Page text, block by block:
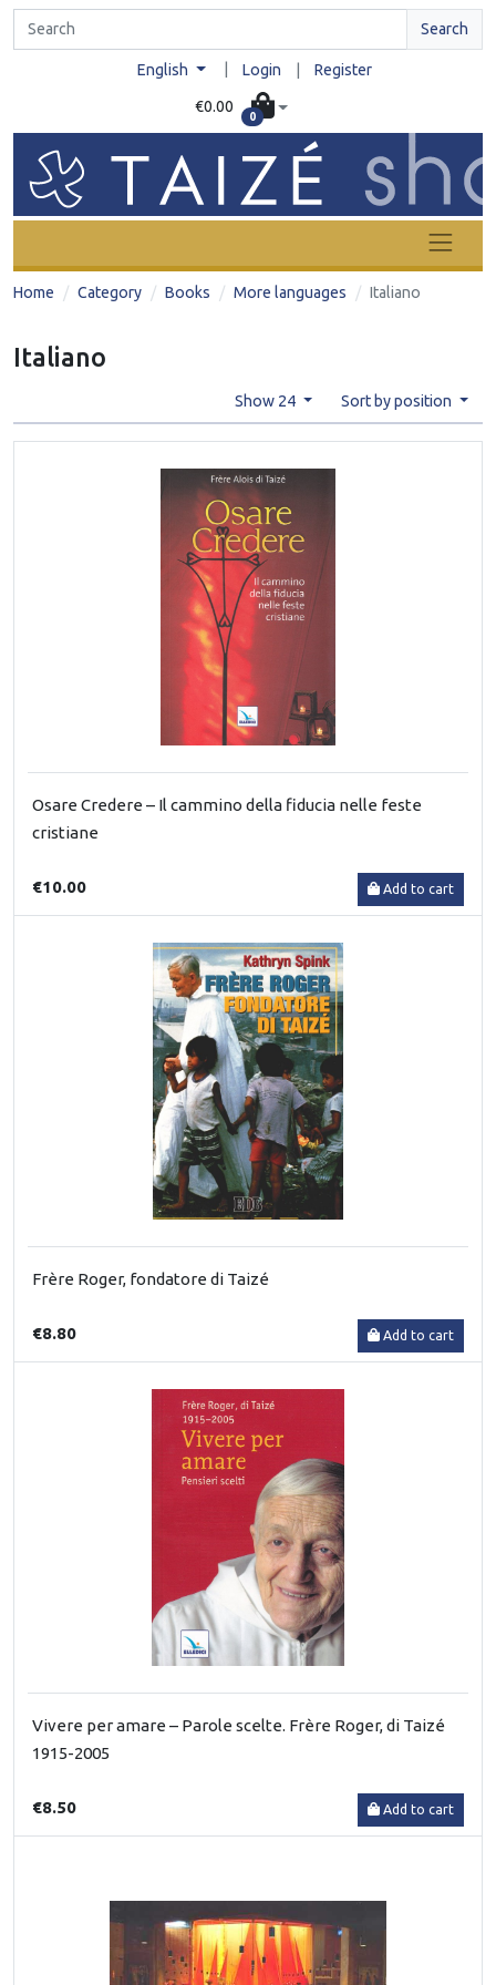
Search
English Login Register
€0.00
0
Home Category Books More languages Italiano
Italiano
Show 24 Sort by position
Osare Credere – Il cammino della fiducia nelle feste
cristiane
€10.00 Add to cart
Frère Roger, fondatore di Taizé
€8.80 Add to cart
Vivere per amare – Parole scelte. Frère Roger, di Taizé
1915-2005
€8.50 Add to cart